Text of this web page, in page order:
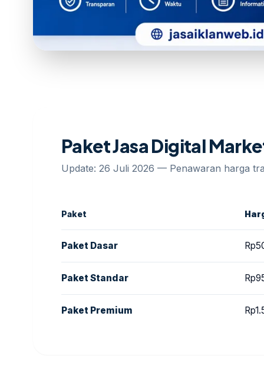
Paket Jasa Digital
Update: 26 Juli 2026 — Penawaran harga
Paket
Paket Dasar
Paket Standar
Paket Premium